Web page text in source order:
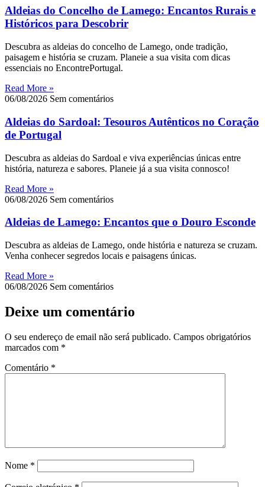
Aldeias do Concelho de Lamego: Encantos Rurais e
Históricos para Descobrir
Descubra as aldeias do concelho de Lamego, onde tradição,
paisagem e história se cruzam. Planeie a sua visita com dicas
essenciais no EncontrePortugal.
Read More »
06/08/2026 Sem comentários
Aldeias do Sardoal: Tesouros Autênticos no Coração
de Portugal
Descubra as aldeias do Sardoal e viva experiências únicas entre
história, natureza e sabores. Planeie já a sua visita connosco!
Read More »
06/08/2026 Sem comentários
Aldeias de Lamego: Encantos que o Douro Esconde
Descubra as aldeias de Lamego, onde história e natureza se cruzam.
Venha conhecer segredos locais e paisagens únicas.
Read More »
06/08/2026 Sem comentários
Deixe um comentário
O seu endereço de email não será publicado. Campos obrigatórios
marcados com *
Comentário *
Nome *